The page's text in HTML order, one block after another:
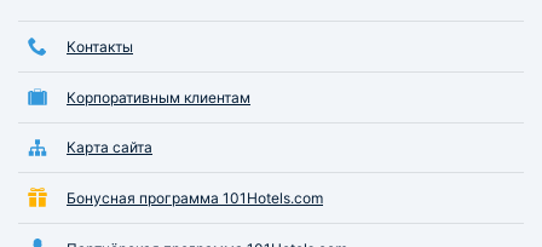
Контакты
Корпоративным клиентам
Карта сайта
Бонусная программа 101Hotels.com